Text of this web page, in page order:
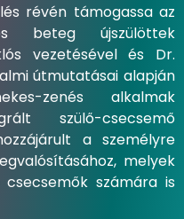
révén támogassa az
beteg újszülöttek
vezetésével és Dr.
útmutatásai alapján
zenés alkalmak
szülő-csecsemő
a személyre
melyek
számára is